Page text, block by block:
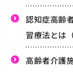
認知症高齢
習療法とは
高齢者介護